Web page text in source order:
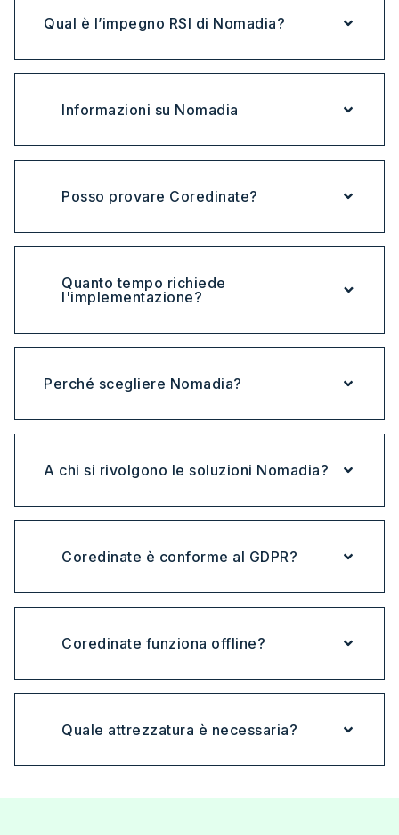
Qual è l’impegno RSI di Nomadia?
Informazioni su Nomadia
Posso provare Coredinate?
Quanto tempo richiede
l'implementazione?
Perché scegliere Nomadia?
A chi si rivolgono le soluzioni Nomadia?
Coredinate è conforme al GDPR?
Coredinate funziona offline?
Quale attrezzatura è necessaria?